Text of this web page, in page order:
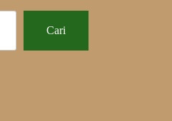
Cari